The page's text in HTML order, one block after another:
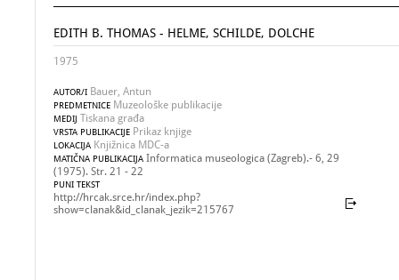
EDITH B. THOMAS - HELME, SCHILDE, DOLCHE
1975
AUTOR/I Bauer, Antun
PREDMETNICE Muzeološke publikacije
MEDIJ Tiskana građa
VRSTA PUBLIKACIJE Prikaz knjige
LOKACIJA Knjižnica MDC-a
MATIČNA PUBLIKACIJA Informatica museologica (Zagreb).- 6, 29
(1975). Str. 21 - 22
PUNI TEKST
http://hrcak.srce.hr/index.php?
show=clanak&id_clanak_jezik=215767